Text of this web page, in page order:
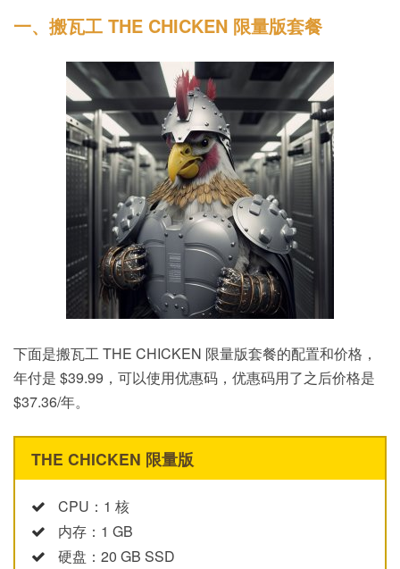
一、搬瓦工 THE CHICKEN 限量版套餐
下面是搬瓦工 THE CHICKEN 限量版套餐的配置和价格，
年付是 $39.99，可以使用优惠码，优惠码用了之后价格是
$37.36/年。
THE CHICKEN 限量版
CPU：1 核
内存：1 GB
硬盘：20 GB SSD